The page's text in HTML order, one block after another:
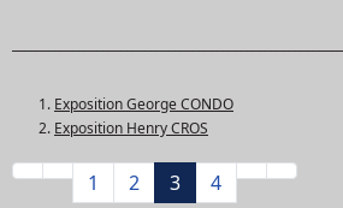
Exposition George CONDO
Exposition Henry CROS
1 2 3 4